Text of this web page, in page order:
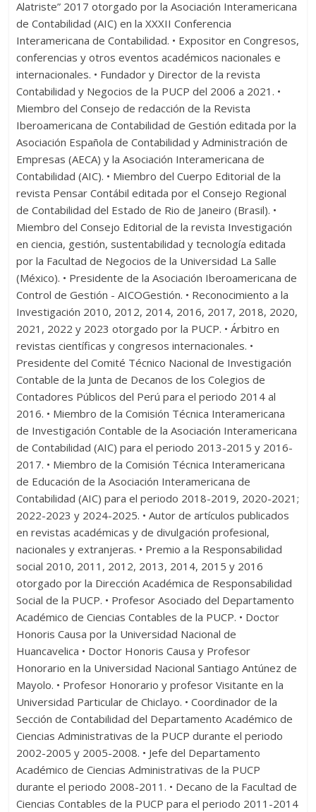
Alatriste” 2017 otorgado por la Asociación Interamericana
de Contabilidad (AIC) en la XXXII Conferencia
Interamericana de Contabilidad. • Expositor en Congresos,
conferencias y otros eventos académicos nacionales e
internacionales. • Fundador y Director de la revista
Contabilidad y Negocios de la PUCP del 2006 a 2021. •
Miembro del Consejo de redacción de la Revista
Iberoamericana de Contabilidad de Gestión editada por la
Asociación Española de Contabilidad y Administración de
Empresas (AECA) y la Asociación Interamericana de
Contabilidad (AIC). • Miembro del Cuerpo Editorial de la
revista Pensar Contábil editada por el Consejo Regional
de Contabilidad del Estado de Rio de Janeiro (Brasil). •
Miembro del Consejo Editorial de la revista Investigación
en ciencia, gestión, sustentabilidad y tecnología editada
por la Facultad de Negocios de la Universidad La Salle
(México). • Presidente de la Asociación Iberoamericana de
Control de Gestión - AICOGestión. • Reconocimiento a la
Investigación 2010, 2012, 2014, 2016, 2017, 2018, 2020,
2021, 2022 y 2023 otorgado por la PUCP. • Árbitro en
revistas científicas y congresos internacionales. •
Presidente del Comité Técnico Nacional de Investigación
Contable de la Junta de Decanos de los Colegios de
Contadores Públicos del Perú para el periodo 2014 al
2016. • Miembro de la Comisión Técnica Interamericana
de Investigación Contable de la Asociación Interamericana
de Contabilidad (AIC) para el periodo 2013-2015 y 2016-
2017. • Miembro de la Comisión Técnica Interamericana
de Educación de la Asociación Interamericana de
Contabilidad (AIC) para el periodo 2018-2019, 2020-2021;
2022-2023 y 2024-2025. • Autor de artículos publicados
en revistas académicas y de divulgación profesional,
nacionales y extranjeras. • Premio a la Responsabilidad
social 2010, 2011, 2012, 2013, 2014, 2015 y 2016
otorgado por la Dirección Académica de Responsabilidad
Social de la PUCP. • Profesor Asociado del Departamento
Académico de Ciencias Contables de la PUCP. • Doctor
Honoris Causa por la Universidad Nacional de
Huancavelica • Doctor Honoris Causa y Profesor
Honorario en la Universidad Nacional Santiago Antúnez de
Mayolo. • Profesor Honorario y profesor Visitante en la
Universidad Particular de Chiclayo. • Coordinador de la
Sección de Contabilidad del Departamento Académico de
Ciencias Administrativas de la PUCP durante el periodo
2002-2005 y 2005-2008. • Jefe del Departamento
Académico de Ciencias Administrativas de la PUCP
durante el periodo 2008-2011. • Decano de la Facultad de
Ciencias Contables de la PUCP para el periodo 2011-2014